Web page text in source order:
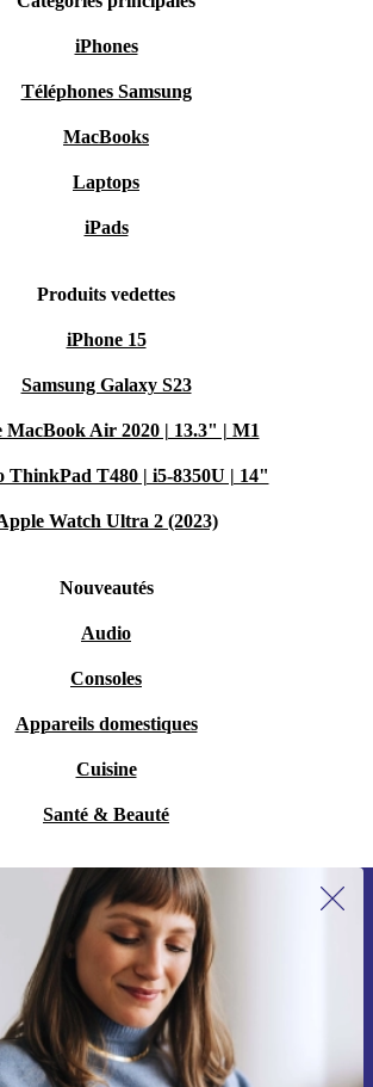
iPhones
Téléphones Samsung
MacBooks
Laptops
iPads
Produits vedettes
iPhone 15
Samsung Galaxy S23
MacBook Air 2020 | 13.3" | M1
ThinkPad T480 | i5-8350U | 14"
Watch Ultra 2 (2023)
Nouveautés
Audio
Consoles
Appareils domestiques
Cuisine
Santé & Beauté
Recevoir offres et infos de refurbed
par mail
Ne manquez plus aucune offre.